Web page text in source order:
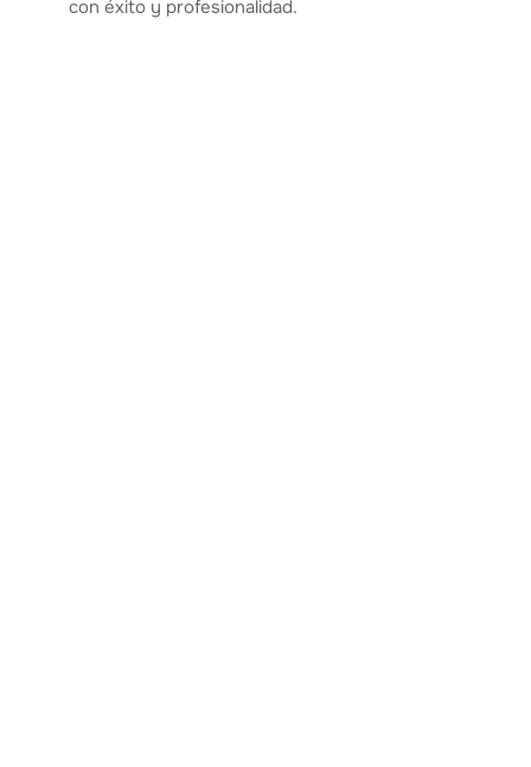
con éxito y profesionalidad.